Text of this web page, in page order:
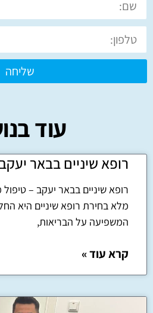
שליחה
עוד
רופא שיניים בבאר יעקב
רופא שיניים בבאר יעקב – טיפול
מלא בחירת רופא שיניים היא
המשפיעה על הבריאות,
קרא עוד »